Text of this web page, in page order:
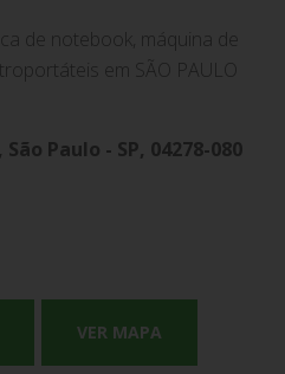
de notebook, máquina de
em SÃO PAULO
Paulo - SP, 04278-080
VER MAPA